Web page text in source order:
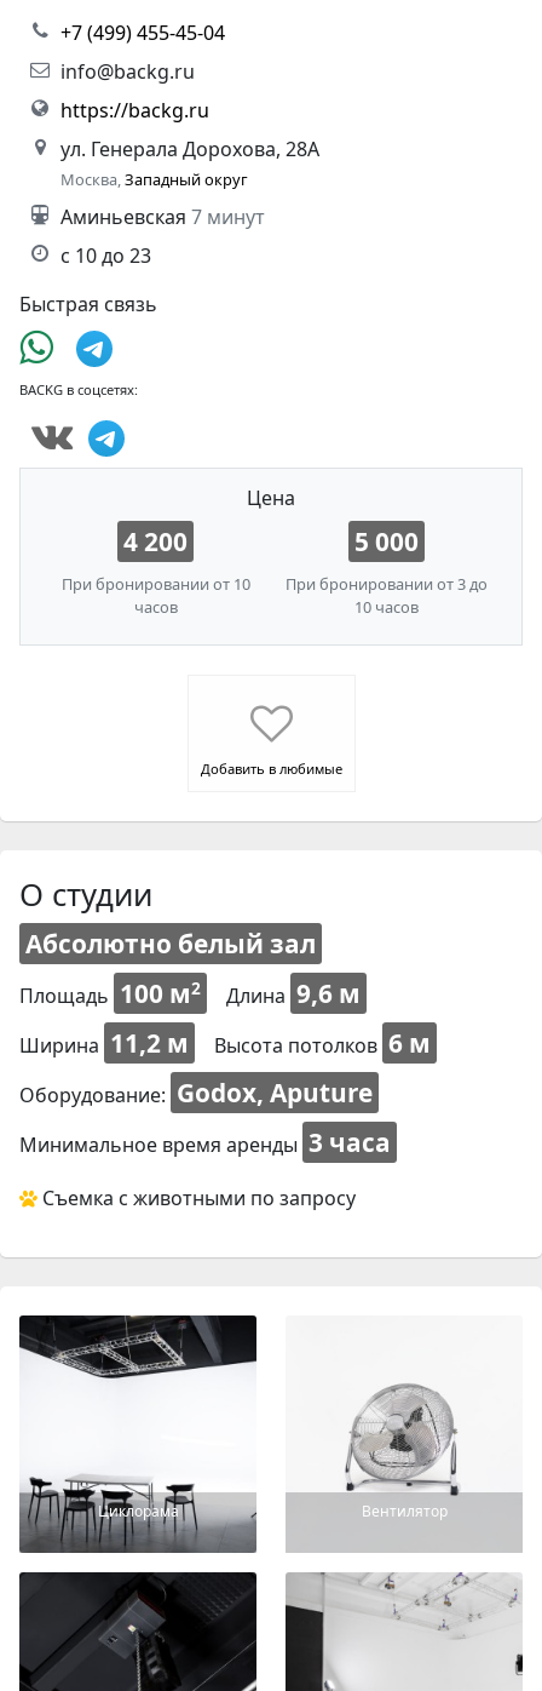
+7 (499) 455-45-04
info@backg.ru
https://backg.ru
ул. Генерала Дорохова, 28А
Москва,Западный округ
Аминьевская7 минут
с 10 до 23
Быстрая связь
BACKG в соцсетях:
Цена
4 200
При бронировании от 10
часов
5 000
При бронировании от 3 до
10 часов
Добавить в любимые
О студии
Абсолютно белый зал
Площадь 100 м2 Длина 9,6 м
Ширина 11,2 м Высота потолков 6 м
Оборудование: Godox, Aputure
Минимальное время аренды 3 часа
Съемка с животными по запросу
Циклорама Вентилятор